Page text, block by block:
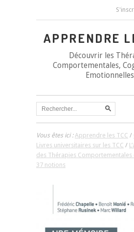
APPRENDRE
Découvrir les
Comportementales,
Emotionnelles
Vous êtes ici :Apprendre les TCC /
Livres universitaires sur les TCC /
des Thérapies Comportementales
37 notions